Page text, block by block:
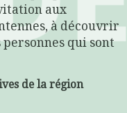
aux
à découvrir
qui sont
de la région